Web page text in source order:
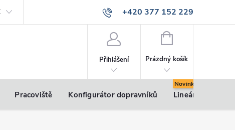
+420 377 152 229
info@vsk-profily.cz
Přihlášení
NÁKUPNÍ
Prázdný košík
Pracoviště Konfigurátor dopravníků Lineární pohony